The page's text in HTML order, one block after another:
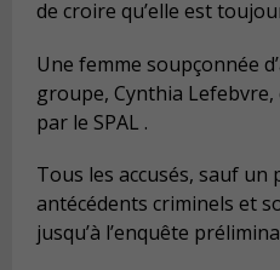
de croire qu’elle est
Une femme soupçonnée
groupe, Cynthia
par le SPAL .
Tous les accusés, sauf un
antécédents criminels et
jusqu’à l’enquête